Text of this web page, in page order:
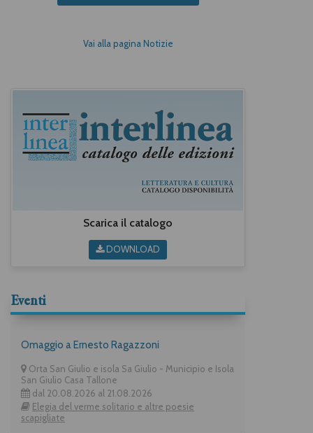
Vai alla pagina Notizie
Scarica il catalogo
DOWNLOAD
Eventi
Omaggio a Ernesto Ragazzoni
Orta San Giulio e isola Sa Giulio - Municipio e Isola
San Giulio Casa Tallone
dal 20.08.2026 al 21.08.2026
Elegia del verme solitario e altre poesie
scapigliate